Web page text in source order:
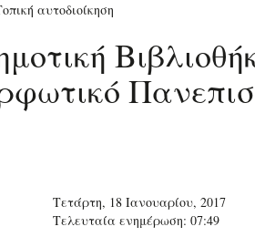
αυτοδιοίκηση
Τετάρτη, 18 Ιανουαρίου, 2017
Τελευταία ενημέρωση: 07:49